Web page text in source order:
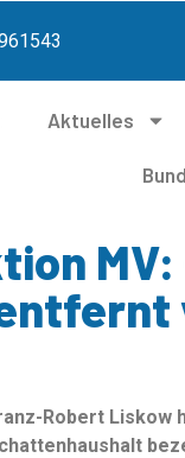
Aktuelles
MV:
Robert Liskow